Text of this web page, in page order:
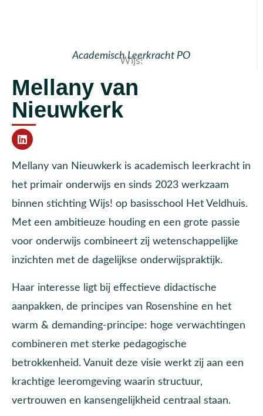
Academisch Leerkracht PO
Wijs!
Mellany van
Nieuwkerk
Mellany van Nieuwkerk is academisch leerkracht in
het primair onderwijs en sinds 2023 werkzaam
binnen stichting Wijs! op basisschool Het Veldhuis.
Met een ambitieuze houding en een grote passie
voor onderwijs combineert zij wetenschappelijke
inzichten met de dagelijkse onderwijspraktijk.
Haar interesse ligt bij effectieve didactische
aanpakken, de principes van Rosenshine en het
warm & demanding-principe: hoge verwachtingen
combineren met sterke pedagogische
betrokkenheid. Vanuit deze visie werkt zij aan een
krachtige leeromgeving waarin structuur,
vertrouwen en kansengelijkheid centraal staan.